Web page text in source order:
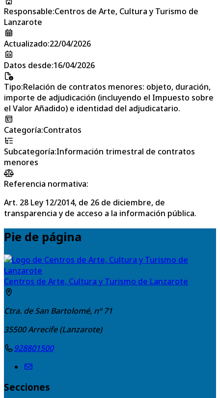
Responsable:Centros de Arte, Cultura y Turismo de
Lanzarote
Actualizado:22/04/2026
Datos desde:16/04/2026
Tipo:Relación de contratos menores: objeto, duración,
importe de adjudicación (incluyendo el Impuesto sobre
el Valor Añadido) e identidad del adjudicatario.
Categoría:Contratos
Subcategoría:Información trimestral de contratos
menores
Referencia normativa:
Art. 28 Ley 12/2014, de 26 de diciembre, de
transparencia y de acceso a la información pública.
Pie de página
Centros de Arte, Cultura y Turismo de Lanzarote
Ctra. de San Bartolomé, nº 71
35500Arrecife (Lanzarote)
928801500
Secciones